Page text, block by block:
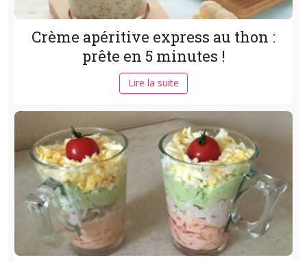
Crème apéritive express au thon :
prête en 5 minutes !
Lire la suite